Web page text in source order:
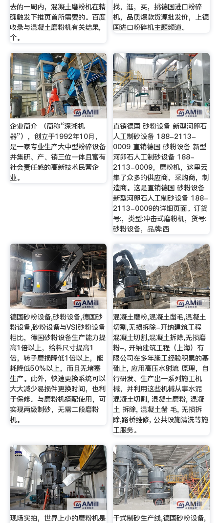
去的一周内，混凝土磨粉机在精
确触发下推页首所需要的。百度
收录与混凝土磨粉机有关结果,
个。
找，逛，买，挑德国进口粉碎
机，品质爆款货源批发价，上德
国进口粉碎机主题频道。
企业简介 （简称“深湘机
器”），创立于1992年10月，
是一家专业生产大中型粉碎设备
并集研、产、销三位一体且富有
社会责任感的高新技术民营企
业。
直销德国 砂粉设备 新型河卵石
人工制砂设备 188-2113-
0009 直销德国 砂粉设备 新型
河卵石人工制砂设备 188-
2113-0009，磨粉机，这里云
集了众多的供应商，采购商，制
造商。这是直销德国 砂粉设备
新型河卵石人工制砂设备 188-
2113-0009的详细页面。订货
号:，类型:冲击式磨粉机，货号:
砂粉设备，品牌:西
德国砂粉设备,砂粉设备,德国砂
粉设备,砂粉设备与VSI砂粉设备
相比，德国砂粉设备生产能力提
高1倍以上，给料尺寸提高1
倍，转子磨损降低1倍以上，能
耗降低50%以上，而且无堵塞
生产。此外，快速更换系统可以
大大减少易损件更换时间，也利
于保修。与磨粉机搭配使用，可
实现两级制砂，无需二段磨粉
机。
混凝土磨粉,混凝土凿毛,混凝土
切割,无损拆除-开纳建筑工程
混凝土切割,混凝土拆除,无损磨
粉-, 开纳建筑工程（上海）有
限公司在多年施工经验积累的基
础上, 应用高压水射流 原理，自
行研发、生产出一系列施工机
械，并利用这些机械从事水泥
混凝土切割, 混凝土磨粉, 混凝
土 拆除, 混凝土凿 毛, 无损拆
除,路桥维修, 公共设施清洗等施
工服务。
现场实拍，世界上小的磨粉机是
干式制砂生产线,德国砂粉设备,